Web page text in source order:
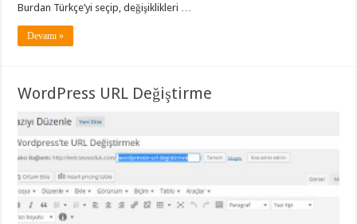
Burdan Türkçe’yi seçip, değişiklikleri …
Devamı »
WordPress URL Değiştirme